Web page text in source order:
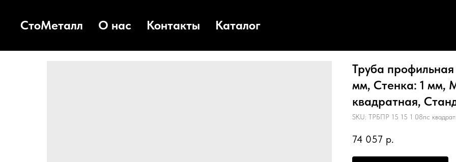
СтоМеталл О нас Контакты Каталог
Труба
мм, Стенка: 1 мм,
квадратная,
SKU: ТРБПР 15 15 1 08пс
74 057 р.